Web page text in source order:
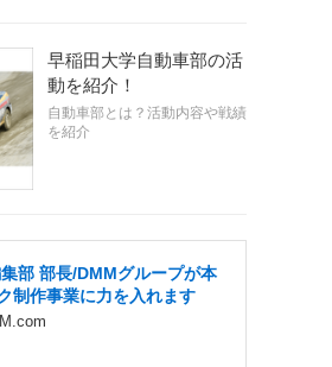
早稲田大学自動車部の活
動を紹介！
自動車部とは？活動内容や戦績
を紹介
部 部長/DMMグループが本
制作事業に力を入れます